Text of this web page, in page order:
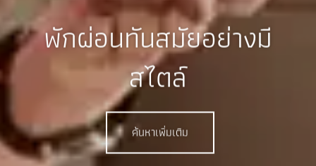
พักผ่อนทันสมัยอย่างมี
สไตล์
ค้นหาเพิ่มเติม